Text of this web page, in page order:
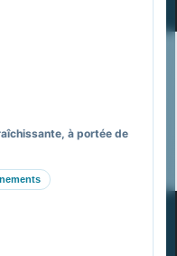
à portée de
global
France
moi ?